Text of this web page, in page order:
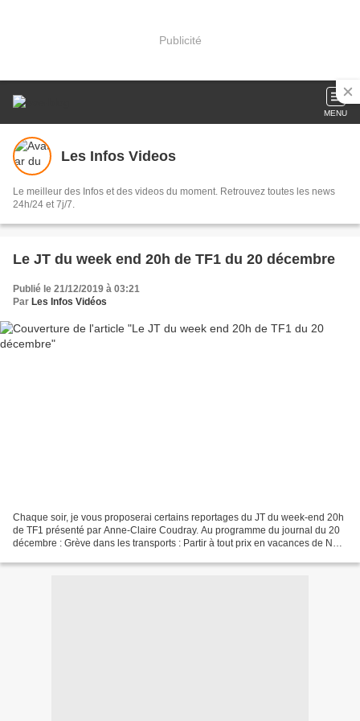
Publicité
MENU
Les Infos Videos
Le meilleur des Infos et des videos du moment. Retrouvez toutes les news
24h/24 et 7j/7.
Le JT du week end 20h de TF1 du 20 décembre
Publié le 21/12/2019 à 03:21
Par Les Infos Vidéos
Chaque soir, je vous proposerai certains reportages du JT du week-end 20h
de TF1 présenté par Anne-Claire Coudray. Au programme du journal du 20
décembre : Grève dans les transports : Partir à tout prix en vacances de Noël